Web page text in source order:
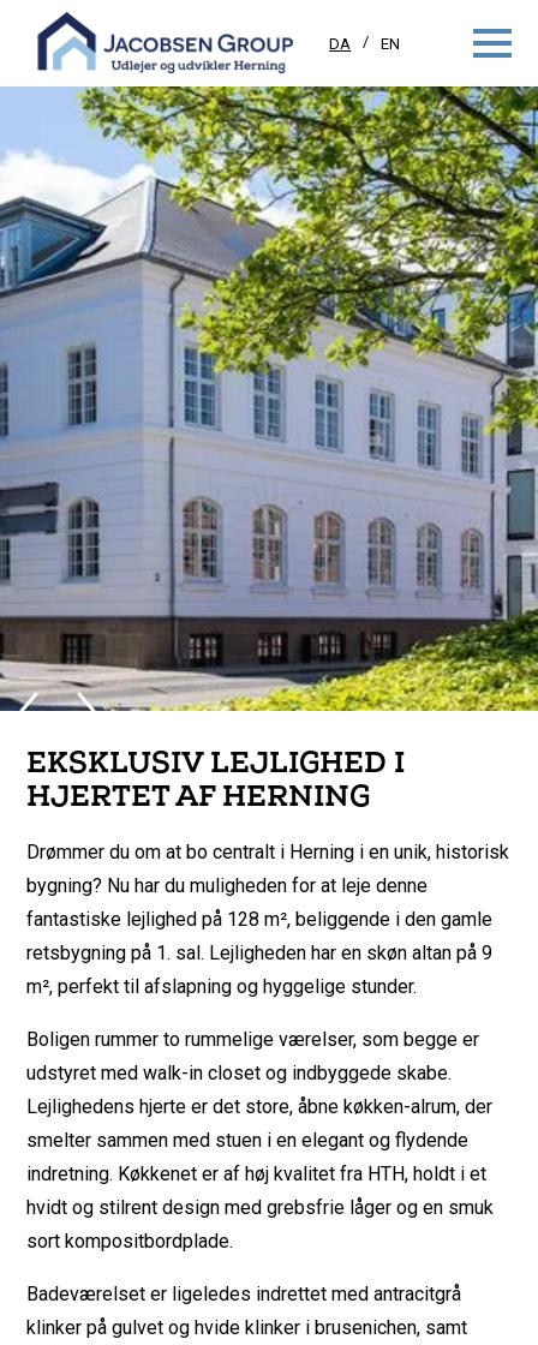
DA EN
128 M²
Nygade, Herning
EKSKLUSIV LEJLIGHED I
HJERTET AF HERNING
Drømmer du om at bo centralt i Herning i en unik, historisk
bygning? Nu har du muligheden for at leje denne
fantastiske lejlighed på 128 m², beliggende i den gamle
retsbygning på 1. sal. Lejligheden har en skøn altan på 9
m², perfekt til afslapning og hyggelige stunder.
Boligen rummer to rummelige værelser, som begge er
udstyret med walk-in closet og indbyggede skabe.
Lejlighedens hjerte er det store, åbne køkken-alrum, der
smelter sammen med stuen i en elegant og flydende
indretning. Køkkenet er af høj kvalitet fra HTH, holdt i et
hvidt og stilrent design med grebsfrie låger og en smuk
sort kompositbordplade.
Badeværelset er ligeledes indrettet med antracitgrå
klinker på gulvet og hvide klinker i brusenichen, samt